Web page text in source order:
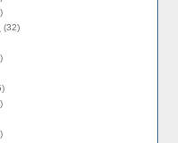
(32)